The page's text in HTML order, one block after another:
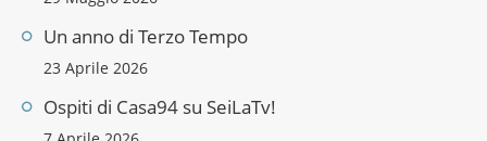
Un anno di Terzo Tempo
23 Aprile 2026
Ospiti di Casa94 su SeiLaTv!